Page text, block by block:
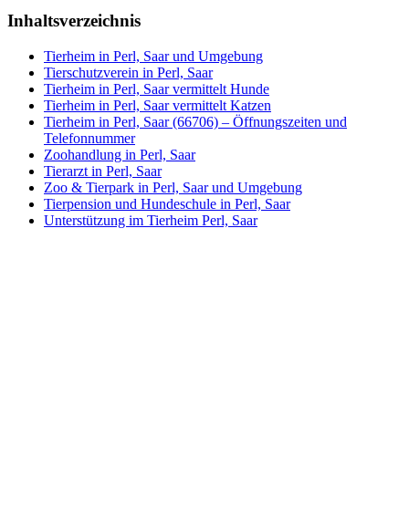
Inhaltsverzeichnis
Tierheim in Perl, Saar und Umgebung
Tierschutzverein in Perl, Saar
Tierheim in Perl, Saar vermittelt Hunde
Tierheim in Perl, Saar vermittelt Katzen
Tierheim in Perl, Saar (66706) – Öffnungszeiten und
Telefonnummer
Zoohandlung in Perl, Saar
Tierarzt in Perl, Saar
Zoo & Tierpark in Perl, Saar und Umgebung
Tierpension und Hundeschule in Perl, Saar
Unterstützung im Tierheim Perl, Saar